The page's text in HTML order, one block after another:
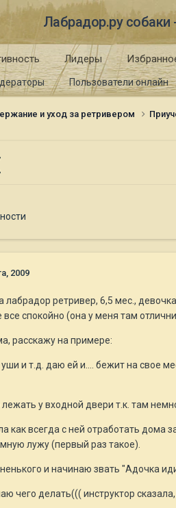
Лабрадор.ру собаки
Пользователи онлайн
Лидеры
и уход за ретривером
2009
лабрадор ретривер, 6,5 мес.,
спокойно (она у меня там
расскажу на примере:
и т.д. даю ей и.... бежит на свое
у входной двери т.к. там
как всегда с ней отработать
лужу (первый раз такое).
и начинаю звать "Адочка
чего делать((( инструктор